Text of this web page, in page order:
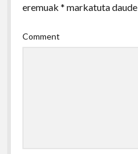
eremuak * markatuta daude
Comment